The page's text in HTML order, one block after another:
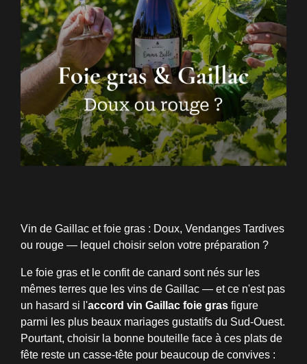
Vin de Gaillac et foie gras : Doux, Vendanges Tardives
ou rouge — lequel choisir selon votre préparation ?
Le foie gras et le confit de canard sont nés sur les
mêmes terres que les vins de Gaillac — et ce n'est pas
un hasard si l'accord vin Gaillac foie grasfigure
parmi les plus beaux mariages gustatifs du Sud-Ouest.
Pourtant, choisir la bonne bouteille face à ces plats de
fête reste un casse-tête pour beaucoup de convives :